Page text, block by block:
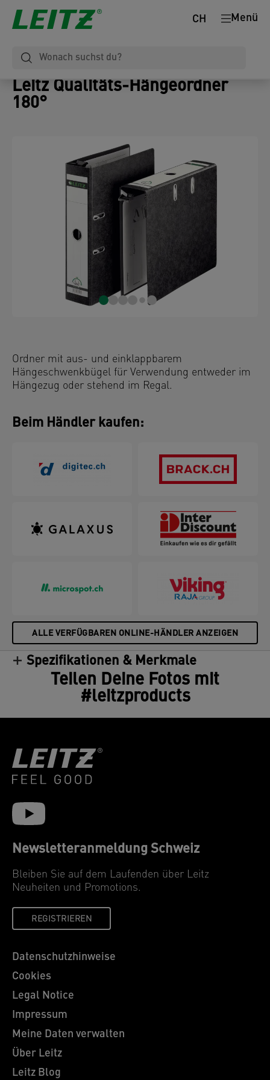
Menü
CH
Leitz Qualitäts-Hängeordner
180°
Ordner mit aus- und einklappbarem
Hängeschwenkbügel für Verwendung entweder im
Hängezug oder stehend im Regal.
Beim Händler kaufen:
ALLE VERFÜGBAREN ONLINE-HÄNDLER ANZEIGEN
Spezifikationen & Merkmale
Teilen Deine Fotos mit
#leitzproducts
Newsletteranmeldung Schweiz
Bleiben Sie auf dem Laufenden über Leitz
Neuheiten und Promotions.
REGISTRIEREN
Datenschutzhinweise
Cookies
Legal Notice
Impressum
Meine Daten verwalten
Über Leitz
Leitz Blog